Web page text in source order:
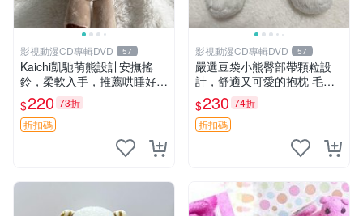
影視動漫CD專輯DVD 57
Kaichi凱馳萌熊設計安撫搖
鈴，柔軟入手，推薦哄睡好選
擇 熊公仔 安撫玩具 喂食環
$220 73折
折扣碼
影視動漫CD專輯DVD 57
嚴選豆袋小熊臀部帶顆粒設
計，舒適又可愛的抱枕 毛絨
抱枕、臀部按摩、坐墊
$230 74折
折扣碼